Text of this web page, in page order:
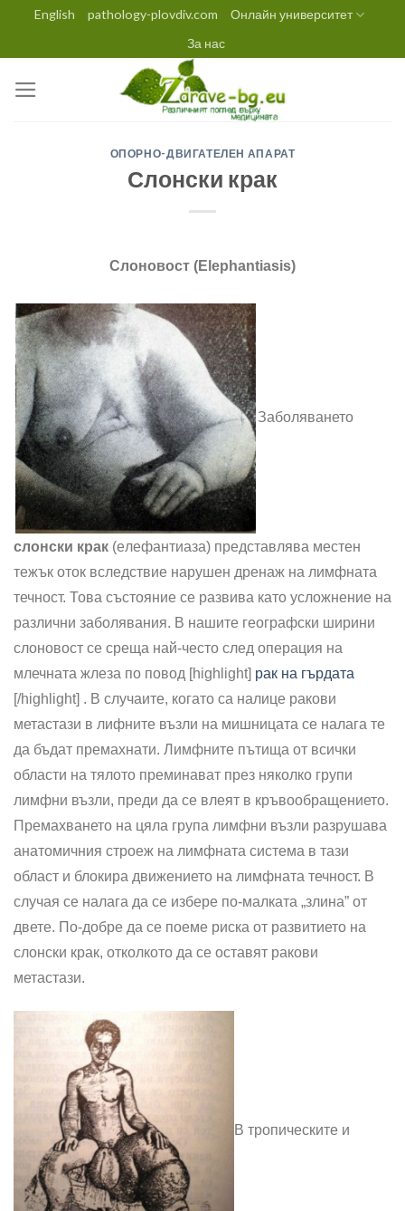
content
English pathology-plovdiv.com
Онлайн университет
За нас
ОПОРНО-ДВИГАТЕЛЕН АПАРАТ
Слонски крак
Слоновост (Elephantiasis)
Заболяването
слонски крак (eлефантиаза) представлява местен
тежък оток вследствие нарушен дренаж на лимфната
течност. Това състояние се развива като усложнение на
различни заболявания. В нашите географски ширини
слоновост се среща най-често след операция на
млечната жлеза по повод [highlight] рак на гърдата
[/highlight] . В случаите, когато са налице ракови
метастази в лифните възли на мишницата се налага те
да бъдат премахнати. Лимфните пътища от всички
области на тялото преминават през няколко групи
лимфни възли, преди да се влеят в кръвообращението.
Премахването на цяла група лимфни възли разрушава
анатомичния строеж на лимфната система в тази
област и блокира движението на лимфната течност. В
случая се налага да се избере по-малката „злина” от
двете. По-добре да се поеме риска от развитието на
слонски крак, отколкото да се оставят ракови
метастази.
В тропическите и